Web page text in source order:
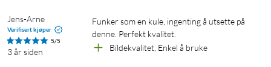
Jens-Arne
Verifisert kjøper
5/5
3 år siden
Funker som en kule, ingenting å utsette på
denne. Perfekt kvalitet.
Bildekvalitet, Enkel å bruke